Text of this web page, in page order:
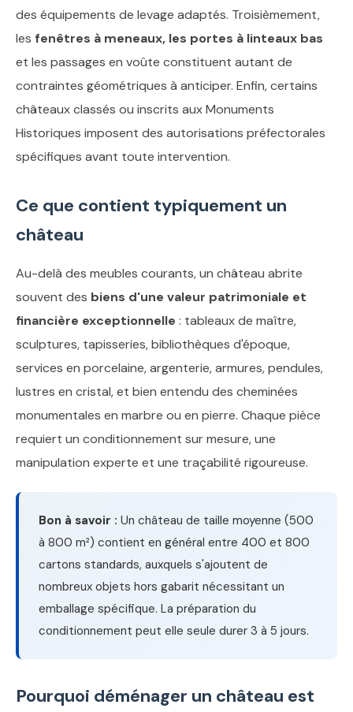
des équipements de levage adaptés. Troisièmement,
les fenêtres à meneaux, les portes à linteaux bas
et les passages en voûte constituent autant de
contraintes géométriques à anticiper. Enfin, certains
châteaux classés ou inscrits aux Monuments
Historiques imposent des autorisations préfectorales
spécifiques avant toute intervention.
Ce que contient typiquement un
château
Au-delà des meubles courants, un château abrite
souvent des biens d'une valeur patrimoniale et
financière exceptionnelle : tableaux de maître,
sculptures, tapisseries, bibliothèques d'époque,
services en porcelaine, argenterie, armures, pendules,
lustres en cristal, et bien entendu des cheminées
monumentales en marbre ou en pierre. Chaque pièce
requiert un conditionnement sur mesure, une
manipulation experte et une traçabilité rigoureuse.
Bon à savoir : Un château de taille moyenne (500
à 800 m²) contient en général entre 400 et 800
cartons standards, auxquels s'ajoutent de
nombreux objets hors gabarit nécessitant un
emballage spécifique. La préparation du
conditionnement peut elle seule durer 3 à 5 jours.
Pourquoi déménager un château est